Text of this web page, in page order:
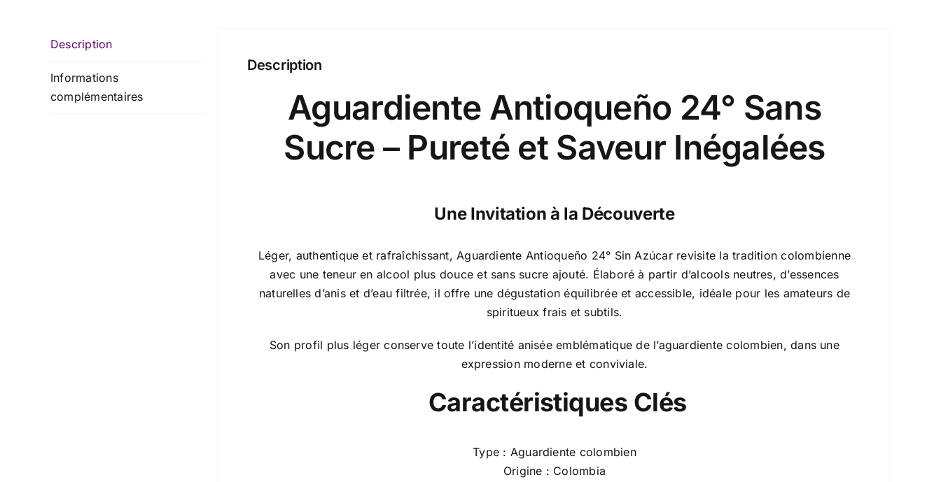
Description
Informations
complémentaires
Description
Aguardiente Antioqueño 24° Sans
Sucre – Pureté et Saveur Inégalées
Une Invitation à la Découverte
Léger, authentique et rafraîchissant, Aguardiente Antioqueño 24° Sin Azúcar revisite la tradition colombienne
avec une teneur en alcool plus douce et sans sucre ajouté. Élaboré à partir d’alcools neutres, d’essences
naturelles d’anis et d’eau filtrée, il offre une dégustation équilibrée et accessible, idéale pour les amateurs de
spiritueux frais et subtils.
Son profil plus léger conserve toute l’identité anisée emblématique de l’aguardiente colombien, dans une
expression moderne et conviviale.
Caractéristiques Clés
Type : Aguardiente colombien
Origine : Colombia